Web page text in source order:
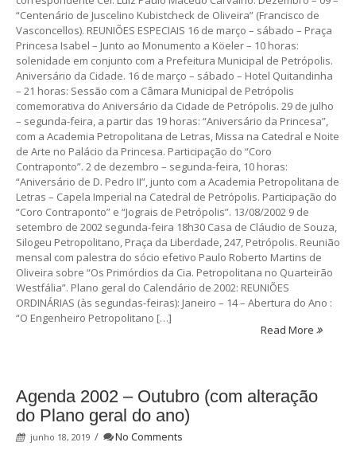
“Centenário de Juscelino Kubistcheck de Oliveira” (Francisco de
Vasconcellos). REUNIÕES ESPECIAIS 16 de março – sábado – Praça
Princesa Isabel – Junto ao Monumento a Köeler – 10 horas:
solenidade em conjunto com a Prefeitura Municipal de Petrópolis.
Aniversário da Cidade. 16 de março – sábado – Hotel Quitandinha
– 21 horas: Sessão com a Câmara Municipal de Petrópolis
comemorativa do Aniversário da Cidade de Petrópolis. 29 de julho
– segunda-feira, a partir das 19 horas: “Aniversário da Princesa”,
com a Academia Petropolitana de Letras, Missa na Catedral e Noite
de Arte no Palácio da Princesa. Participação do “Coro
Contraponto”. 2 de dezembro – segunda-feira, 10 horas:
“Aniversário de D. Pedro II”, junto com a Academia Petropolitana de
Letras – Capela Imperial na Catedral de Petrópolis. Participação do
“Coro Contraponto” e “Jograis de Petrópolis”. 13/08/2002 9 de
setembro de 2002 segunda-feira 18h30 Casa de Cláudio de Souza,
Silogeu Petropolitano, Praça da Liberdade, 247, Petrópolis. Reunião
mensal com palestra do sócio efetivo Paulo Roberto Martins de
Oliveira sobre “Os Primórdios da Cia. Petropolitana no Quarteirão
Westfália”. Plano geral do Calendário de 2002: REUNIÕES
ORDINÁRIAS (às segundas-feiras): Janeiro – 14 – Abertura do Ano :
“O Engenheiro Petropolitano […]
Read More
Agenda 2002 – Outubro (com alteração
do Plano geral do ano)
junho 18, 2019 /
No Comments